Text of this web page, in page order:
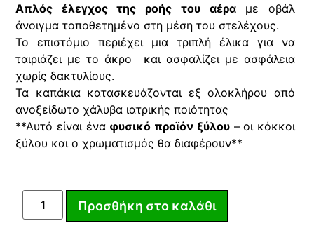
Απλός έλεγχος της ροής του αέραμε οβάλ
άνοιγμα τοποθετημένο στη μέση του στελέχους.
Το επιστόμιο περιέχει μια τριπλή έλικα για να
ταιριάζει με το άκρο και ασφαλίζει με ασφάλεια
χωρίς δακτυλίους.
Τα καπάκια κατασκευάζονται εξ ολοκλήρου από
ανοξείδωτο χάλυβα ιατρικής ποιότητας
**Αυτό είναι ένα φυσικό προϊόν ξύλου– οι κόκκοι
ξύλου και ο χρωματισμός θα διαφέρουν**
Προσθήκη στο καλάθι